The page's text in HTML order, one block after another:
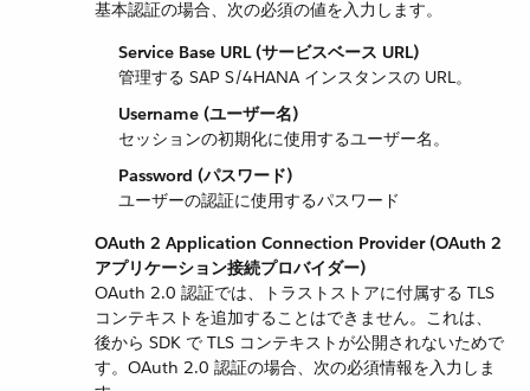
基本認証の場合、次の必須の値を入力します。
Service Base URL (サービスベース URL)
管理する SAP S/4HANA インスタンスの URL。
Username (ユーザー名)
セッションの初期化に使用するユーザー名。
Password (パスワード)
ユーザーの認証に使用するパスワード
OAuth 2 Application Connection Provider (OAuth 2
アプリケーション接続プロバイダー)
OAuth 2.0 認証では、トラストストアに付属する TLS
コンテキストを追加することはできません。これは、
後から SDK で TLS コンテキストが公開されないためで
す。OAuth 2.0 認証の場合、次の必須情報を入力しま